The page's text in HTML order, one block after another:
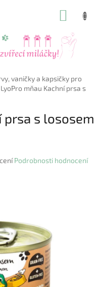
vaničky a kapsičky pro
LyoPro mňau Kachní prsa s
prsa s lososem
Podrobnosti hodnocení